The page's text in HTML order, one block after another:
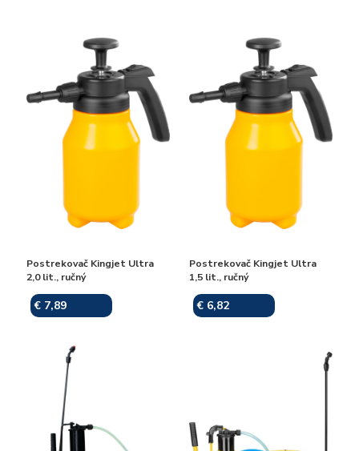
Postrekovač Kingjet Ultra
2,0 lit., ručný
€ 7,89
Postrekovač Kingjet Ultra
1,5 lit., ručný
€ 6,82